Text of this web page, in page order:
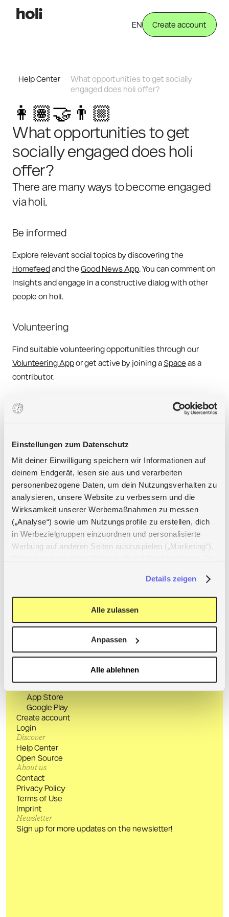
Einstellungen zum Datenschutz
Mit deiner Einwilligung speichern wir Informationen auf
deinem Endgerät, lesen sie aus und verarbeiten
personenbezogene Daten, um dein Nutzungsverhalten zu
analysieren, unsere Website zu verbessern und die
Wirksamkeit unserer Werbemaßnahmen zu messen
(„Analyse“) sowie um Nutzungsprofile zu erstellen, dich
in Werbezielgruppen einzuordnen und personalisierte
Werbung auf anderen Seiten auszuspielen („Marketing“).
Zukunft widerrufen, indem du das Banner über das
Klammer-Symbol unten links wieder aufrufst.
Weitere Informationen findest du in unseren
Datenschutzhinweise.
Details zeigen
Alle zulassen
Anpassen
Alle ablehnen
EN Create account
Help Center
What opportunities to get socially
engaged does holi offer?
👩🏽‍🤝‍👨🏼
What opportunities to get
socially engaged does holi
offer?
There are many ways to become engaged
via holi.
Be informed
Homefeed and the Good News App. You can comment on
Insights and engage in a constructive dialog with other
people on holi.
Volunteering
Volunteering App or get active by joining a Space as a
contributor.
Create a Space
working towards your common goal in an organized way.
Find out more about Spaces here.
Donate
Don't have time to volunteer, but have a little money to
spare? Find initiatives worth supporting via our donation
app.
engaged does holi offer?
App Store
Google Play
Create account
Login
Discover
Help Center
Open Source
About us
Contact
Privacy Policy
Terms of Use
Imprint
Newsletter
Sign up for more updates on the newsletter!